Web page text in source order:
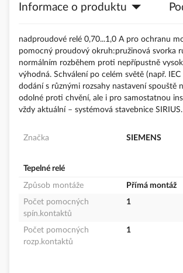
galerie
Informace o produktu
nadproudové relé 0,70...1,0 A pro ochranu
pomocný proudový okruh:pružinová svorka
normálním rozběhem proti nepřípustně
výhodná. Schválení po celém světě (např.
dodání s různými rozsahy nastavení spouště
odolné proti chvění, ale i pro samostatnou
vždy aktuální – systémová stavebnice SIRIUS.
Značka SIEMENS
Tepelné relé
Způsob montáže
Přímá montáž
Počet pomocných
spín.kontaktů
1
Počet pomocných
rozp.kontaktů
1